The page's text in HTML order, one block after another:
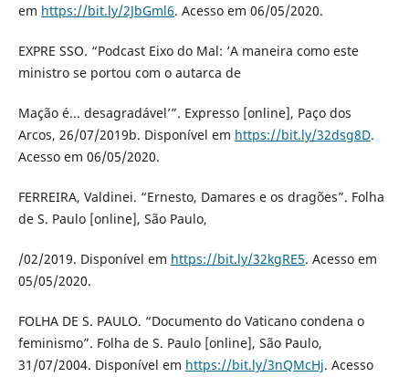
em https://bit.ly/2JbGml6. Acesso em 06/05/2020.
EXPRE SSO. “Podcast Eixo do Mal: ‘A maneira como este
ministro se portou com o autarca de
Mação é... desagradável’”. Expresso [online], Paço dos
Arcos, 26/07/2019b. Disponível em https://bit.ly/32dsg8D.
Acesso em 06/05/2020.
FERREIRA, Valdinei. “Ernesto, Damares e os dragões”. Folha
de S. Paulo [online], São Paulo,
/02/2019. Disponível em https://bit.ly/32kgRE5. Acesso em
05/05/2020.
FOLHA DE S. PAULO. “Documento do Vaticano condena o
feminismo”. Folha de S. Paulo [online], São Paulo,
31/07/2004. Disponível em https://bit.ly/3nQMcHj. Acesso